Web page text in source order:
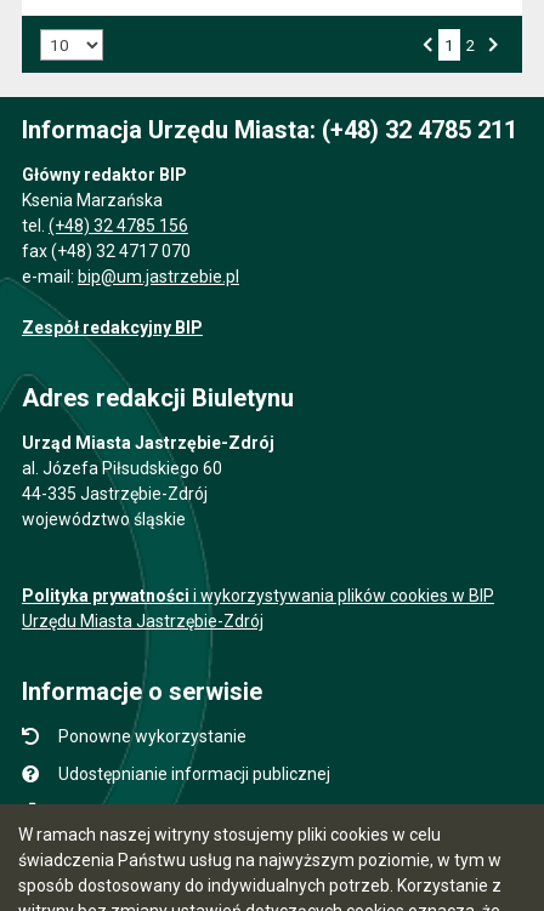
W ramach naszej witryny stosujemy pliki cookies w celu
świadczenia Państwu usług na najwyższym poziomie, w tym w
sposób dostosowany do indywidualnych potrzeb. Korzystanie z
1 2
Informacja Urzędu Miasta: (+48) 32 4785 211
Główny redaktor BIP
Ksenia Marzańska
tel. (+48) 32 4785 156
fax (+48) 32 4717 070
e-mail: bip@um.jastrzebie.pl
Zespół redakcyjny BIP
Adres redakcji Biuletynu
Urząd Miasta Jastrzębie-Zdrój
al. Józefa Piłsudskiego 60
44-335 Jastrzębie-Zdrój
województwo śląskie
Polityka prywatności i wykorzystywania plików cookies w BIP
Urzędu Miasta Jastrzębie-Zdrój
Informacje o serwisie
Ponowne wykorzystanie
Udostępnianie informacji publicznej
Instrukcja obsługi
Statystyki oglądalności